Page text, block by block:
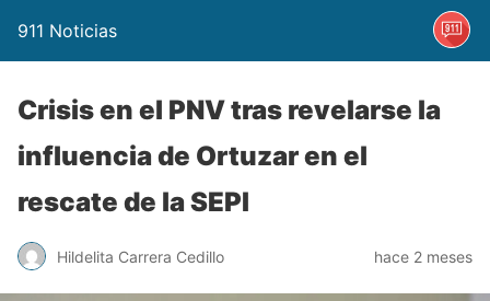
911 Noticias
Crisis en el PNV tras revelarse la
influencia de Ortuzar en el
rescate de la SEPI
Hildelita Carrera Cedillo hace 2 meses